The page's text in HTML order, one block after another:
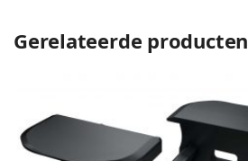
Gerelateerde producten